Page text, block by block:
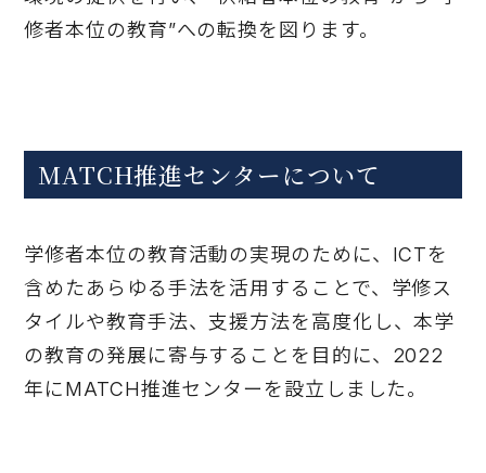
修者本位の教育”への転換を図ります。
MATCH推進センターについて
学修者本位の教育活動の実現のために、ICTを
含めたあらゆる手法を活用することで、学修ス
タイルや教育手法、支援方法を高度化し、本学
の教育の発展に寄与することを目的に、2022
年にMATCH推進センターを設立しました。